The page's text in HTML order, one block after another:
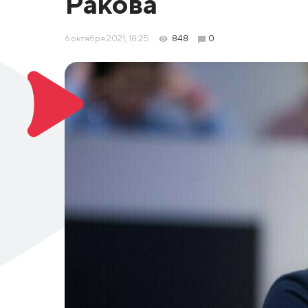
6 октября 2021, 18:25 848 0